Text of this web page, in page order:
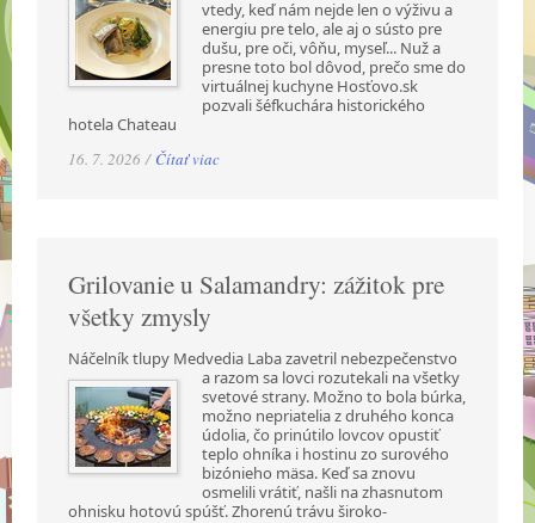
vtedy, keď nám nejde len o výživu a
energiu pre telo, ale aj o sústo pre
dušu, pre oči, vôňu, myseľ... Nuž a
presne toto bol dôvod, prečo sme do
virtuálnej kuchyne Hosťovo.sk
pozvali šéfkuchára historického
hotela Chateau
16. 7. 2026 / Čítať viac
Grilovanie u Salamandry: zážitok pre
všetky zmysly
Náčelník tlupy Medvedia Laba zavetril nebezpečenstvo
a razom sa lovci rozutekali na všetky
svetové strany. Možno to bola búrka,
možno nepriatelia z druhého konca
údolia, čo prinútilo lovcov opustiť
teplo ohníka i hostinu zo surového
bizónieho mäsa. Keď sa znovu
osmelili vrátiť, našli na zhasnutom
ohnisku hotovú spúšť. Zhorenú trávu široko-